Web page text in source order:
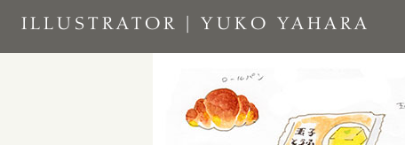
ILLUSTRATOR | YUKO YAHARA